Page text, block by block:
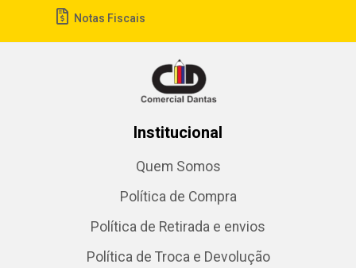
Notas Fiscais
Institucional
Quem Somos
Política de Compra
Política de Retirada e envios
Política de Troca e Devolução